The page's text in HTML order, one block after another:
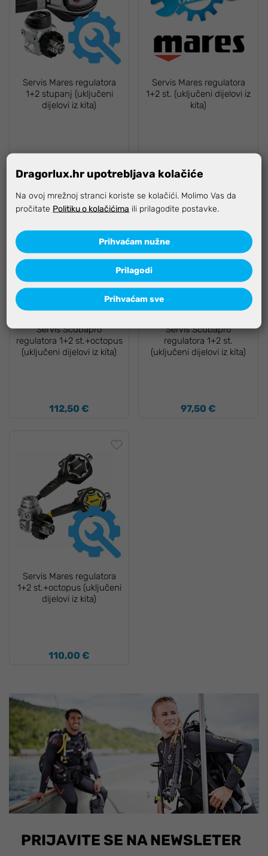
Servis Mares regulatora
1+2 stupanj (uključeni
dijelovi iz kita)
Servis Mares regulatora
1+2 st. (uključeni dijelovi iz
kita)
Servis Scubapro
regulatora 1+2 st.+octopus
(uključeni dijelovi iz kita)
112,50 €
Servis Scubapro
regulatora 1+2 st.
(uključeni dijelovi iz kita)
97,50 €
Servis Mares regulatora
1+2 st.+octopus (uključeni
dijelovi iz kita)
110,00 €
PRIJAVITE SE NA NEWSLETER
Dragorlux.hr upotrebljava kolačiće
Na ovoj mrežnoj stranci koriste se kolačići. Molimo Vas da
pročitate Politiku o kolačićima ili prilagodite postavke.
Prihvaćam nužne
Prilagodi
Prihvaćam sve